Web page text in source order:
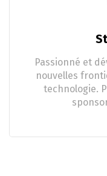
Passionné et
nouvelles
technologie.